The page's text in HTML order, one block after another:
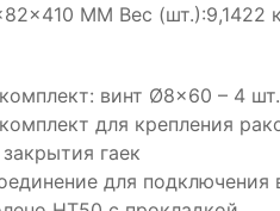
MM Вес (шт.):9,1422
винт Ø8×60 – 4
для крепления
гаек
для подключения